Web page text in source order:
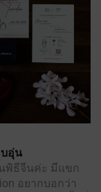
อุ่น
พิธีจีนค่ะ มีแขก
อยากบอกว่า